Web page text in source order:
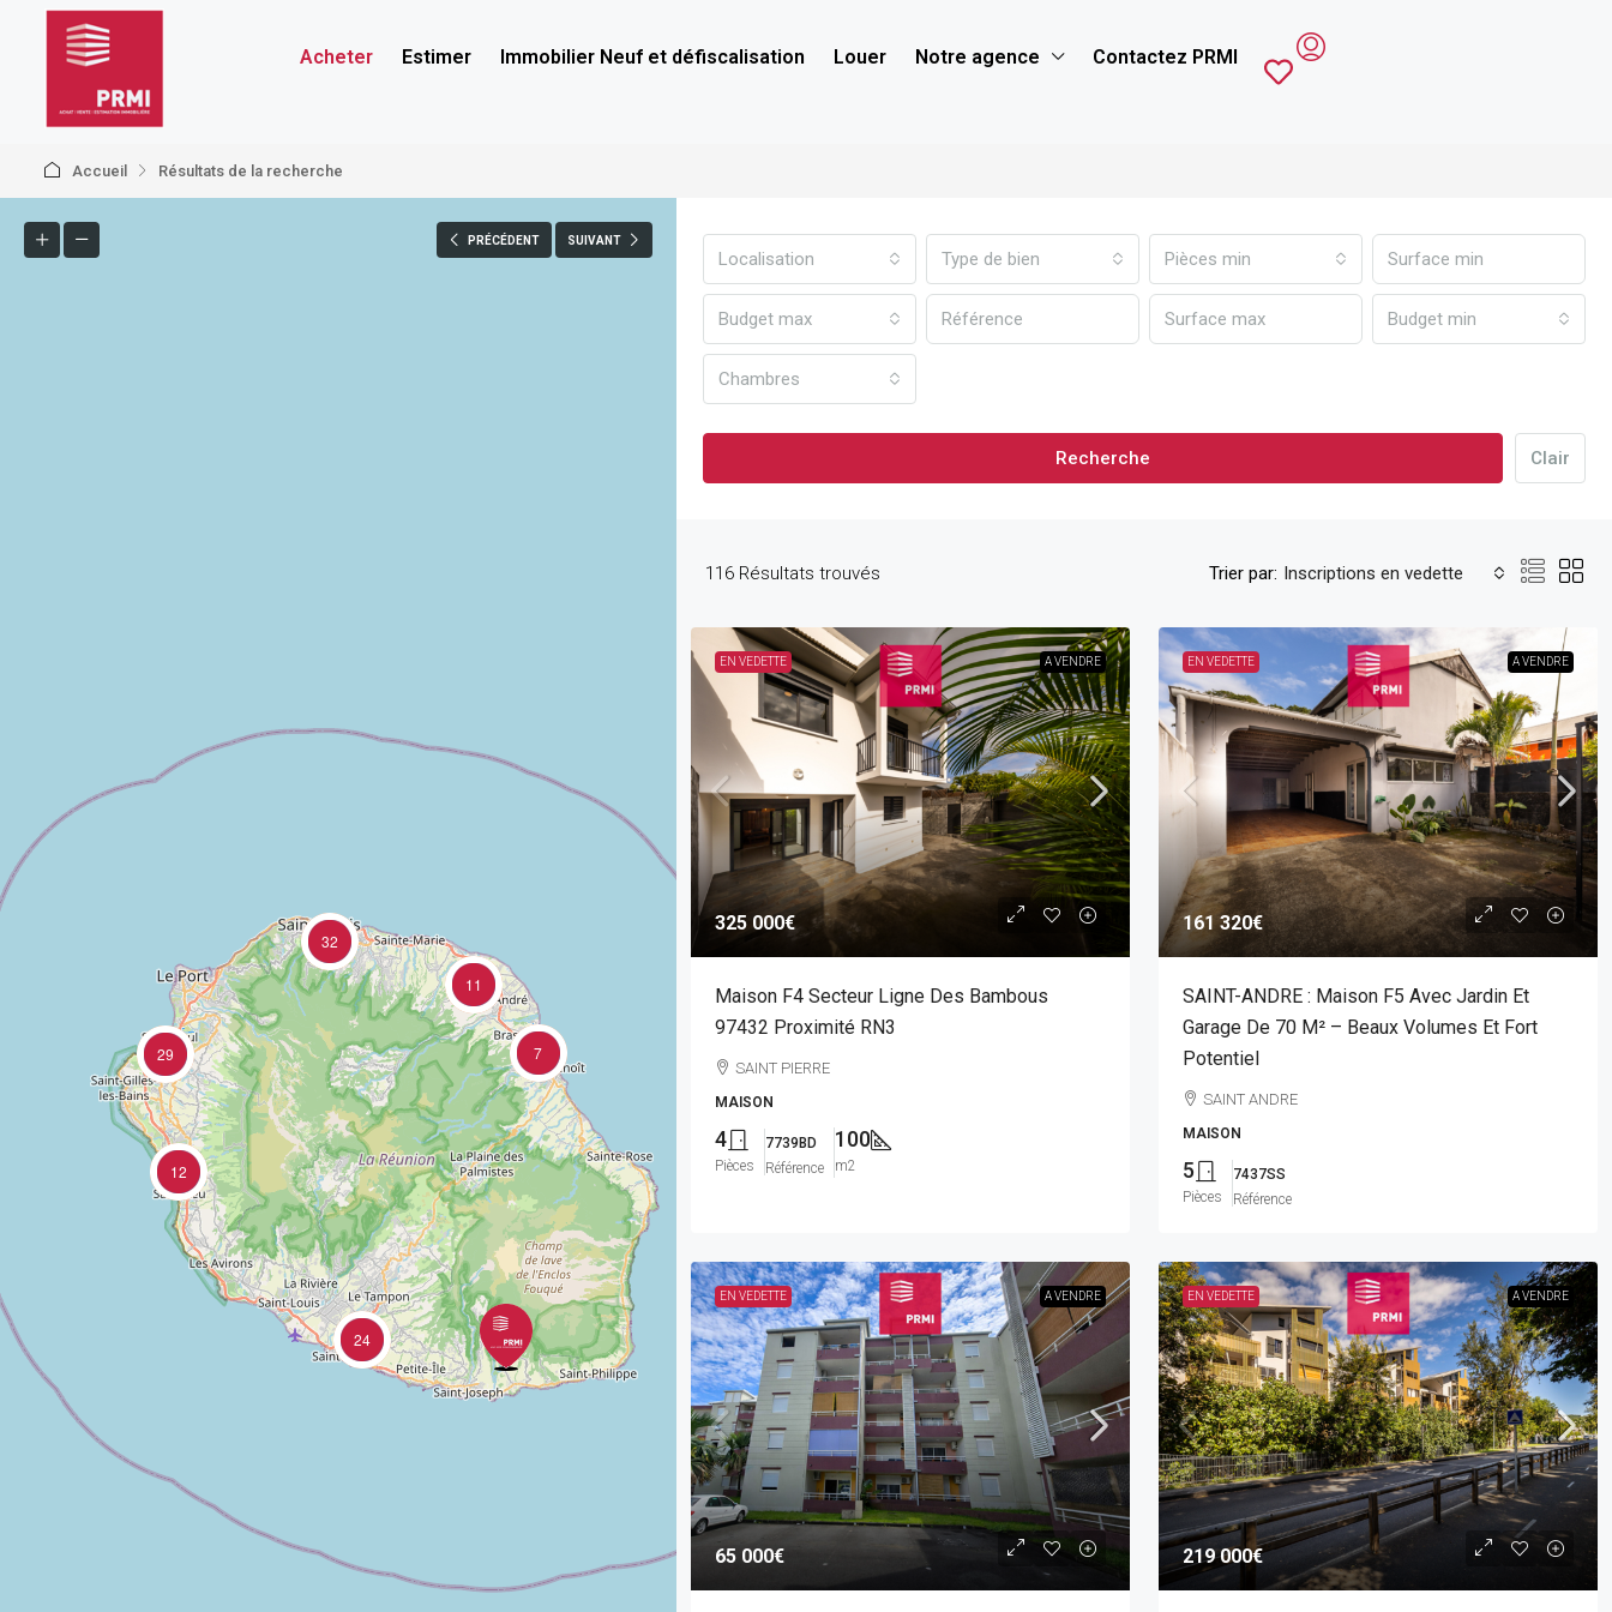
Acheter Estimer Immobilier Neuf et défiscalisation Louer Notre agence Contactez PRMI
Accueil Résultats de la recherche
PRÉCÉDENT SUIVANT
24
12
29 7
32
11
Localisation Type de bien Pièces min
Budget max Budget min
Chambres
Recherche Clair
116 Résultats trouvés Trier par: Inscriptions en vedette
EN VEDETTE A VENDRE
325 000€
Maison F4 Secteur Ligne Des Bambous
97432 Proximité RN3
SAINT PIERRE
MAISON
4
Pièces
7739BD
Référence
100
m2
EN VEDETTE A VENDRE
161 320€
SAINT-ANDRE : Maison F5 Avec Jardin Et
Garage De 70 M² – Beaux Volumes Et Fort
Potentiel
SAINT ANDRE
MAISON
5
Pièces
7437SS
Référence
EN VEDETTE A VENDRE
65 000€
EN VEDETTE A VENDRE
219 000€